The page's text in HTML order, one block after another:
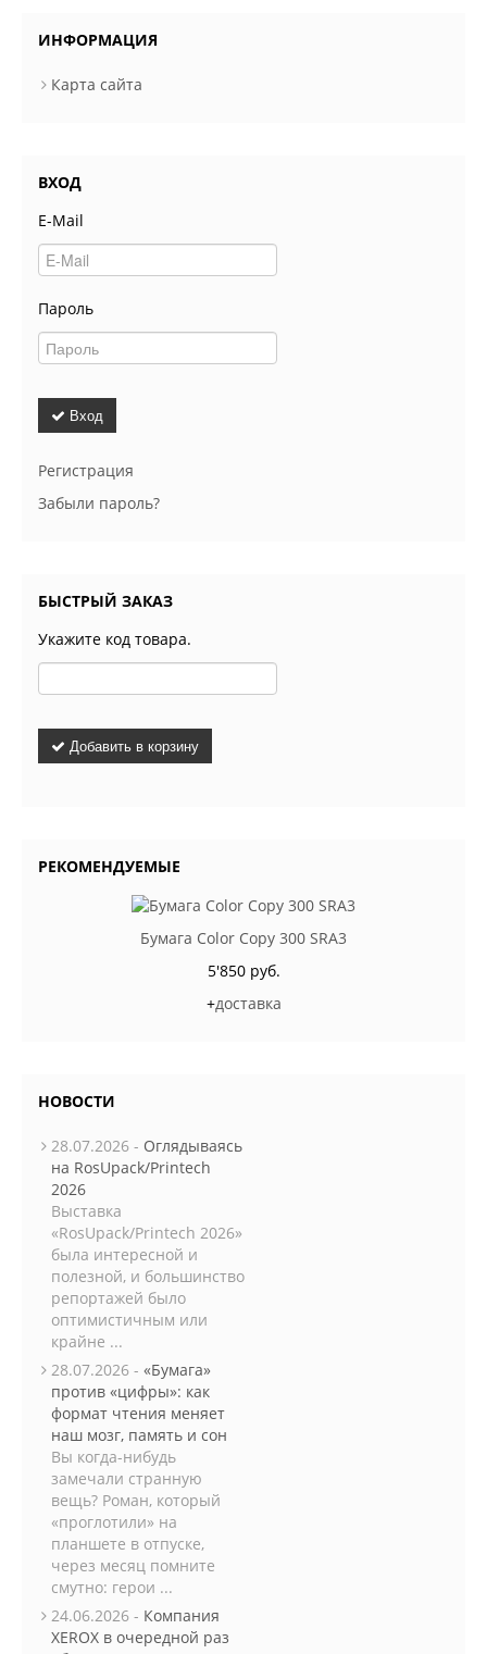
ИНФОРМАЦИЯ
Карта сайта
ВХОД
E-Mail
Пароль
Вход
Регистрация
Забыли пароль?
БЫСТРЫЙ ЗАКАЗ
Укажите код товара.
Добавить в корзину
РЕКОМЕНДУЕМЫЕ
Бумага Color Copy 300 SRA3
5'850 руб.
+доставка
НОВОСТИ
28.07.2026 - Оглядываясь
на RosUpack/Printech
2026
Выставка
«RosUpack/Printech 2026»
была интересной и
полезной, и большинство
репортажей было
оптимистичным или
крайне ...
28.07.2026 - «Бумага»
против «цифры»: как
формат чтения меняет
наш мозг, память и сон
Вы когда-нибудь
замечали странную
вещь? Роман, который
«проглотили» на
планшете в отпуске,
через месяц помните
смутно: герои ...
24.06.2026 - Компания
XEROX в очередной раз